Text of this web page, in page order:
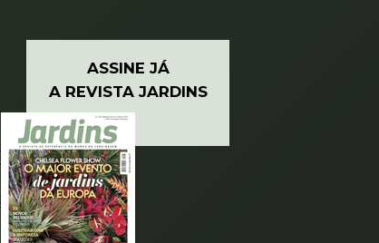
ASSINE JÁ
A REVISTA JARDINS